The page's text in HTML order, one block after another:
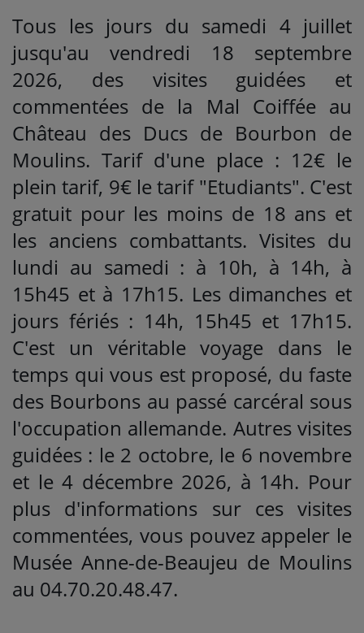
Se connecter
Tous les jours du samedi 4 juillet
jusqu'au vendredi 18 septembre
2026, des visites guidées et
commentées de la Mal Coiffée au
Château des Ducs de Bourbon de
Moulins. Tarif d'une place : 12€ le
plein tarif, 9€ le tarif "Etudiants". C'est
gratuit pour les moins de 18 ans et
les anciens combattants. Visites du
lundi au samedi : à 10h, à 14h, à
15h45 et à 17h15. Les dimanches et
jours fériés : 14h, 15h45 et 17h15.
C'est un véritable voyage dans le
temps qui vous est proposé, du faste
des Bourbons au passé carcéral sous
l'occupation allemande. Autres visites
guidées : le 2 octobre, le 6 novembre
et le 4 décembre 2026, à 14h. Pour
plus d'informations sur ces visites
commentées, vous pouvez appeler le
Musée Anne-de-Beaujeu de Moulins
au 04.70.20.48.47.